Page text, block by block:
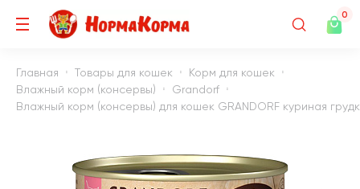
0
Главная Товары для кошек
Корм для кошек
Влажный корм (консервы)
Grandorf
Влажный корм (консервы) для кошек GRANDORF куриная